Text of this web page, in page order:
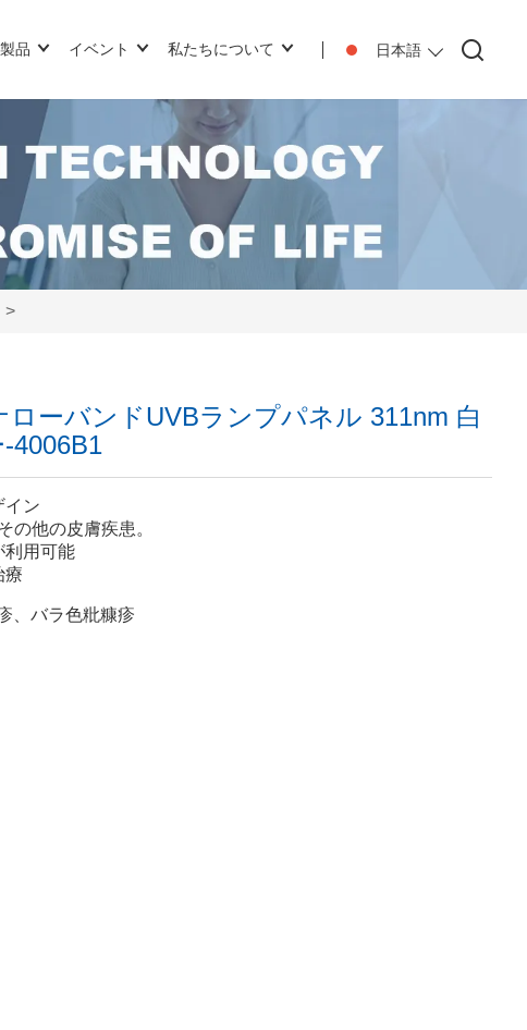
日本語
品 イベント 私たちについて
>
ーバンドUVBランプパネル 311nm 白
4006B1
イン
の他の皮膚疾患。
利用可能
療
、バラ色粃糠疹